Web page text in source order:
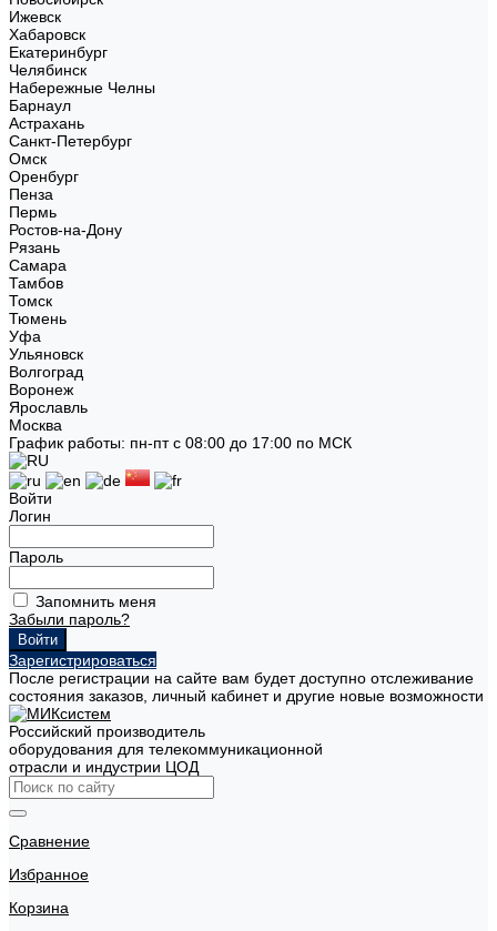
Ижевск
Хабаровск
Екатеринбург
Челябинск
Набережные Челны
Барнаул
Астрахань
Санкт-Петербург
Омск
Оренбург
Пенза
Пермь
Ростов-на-Дону
Рязань
Самара
Тамбов
Томск
Тюмень
Уфа
Ульяновск
Волгоград
Воронеж
Ярославль
Москва
График работы: пн-пт с 08:00 до 17:00 по МСК
Войти
Логин
Пароль
Запомнить меня
Забыли пароль?
Зарегистрироваться
После регистрации на сайте вам будет доступно отслеживание
состояния заказов, личный кабинет и другие новые возможности
Российский производитель
оборудования для телекоммуникационной
отрасли и индустрии ЦОД
Сравнение
Избранное
Корзина